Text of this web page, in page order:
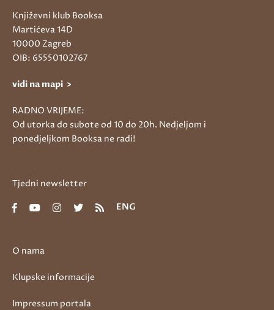
O nama
Klupske informacije
Impressum portala
Književni klub Booksa
Martićeva 14D
10000 Zagreb
OIB: 65550102767
vidi na mapi >
RADNO VRIJEME:
Od utorka do subote od 10 do 20h. Nedjeljom i
ponedjeljkom Booksa ne radi!
Tjedni newsletter
ENG